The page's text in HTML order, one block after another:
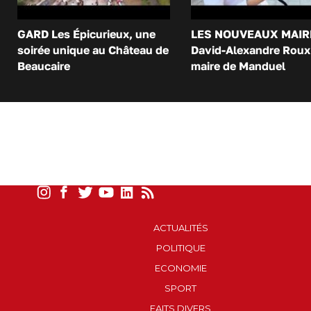
GARD Les Épicurieux, une
soirée unique au Château de
Beaucaire
LES NOUVEAUX
David-Alexandre
maire de Manduel
ACTUALITÉS
POLITIQUE
ECONOMIE
SPORT
FAITS DIVERS